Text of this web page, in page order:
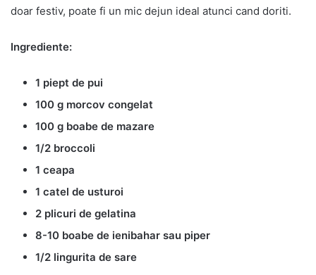
doar festiv, poate fi un mic dejun ideal atunci cand doriti.
Ingrediente:
1 piept de pui
100 g morcov congelat
100 g boabe de mazare
1/2 broccoli
1 ceapa
1 catel de usturoi
2 plicuri de gelatina
8-10 boabe de ienibahar sau piper
1/2 lingurita de sare